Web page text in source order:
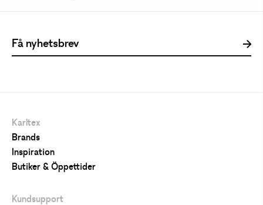
Karltex
Brands
Inspiration
Butiker & Öppettider
Kundsupport